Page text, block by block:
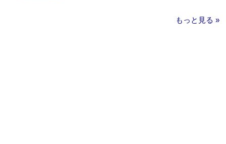
もっと見る »